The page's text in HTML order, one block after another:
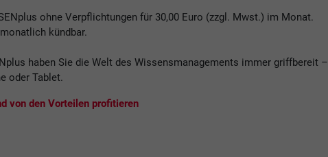
ohne Verpflichtungen für 30,00 Euro (zzgl. Mwst.) im Monat.
kündbar.
haben Sie die Welt des Wissensmanagements immer griffbereit –
oder Tablet.
von den Vorteilen profitieren